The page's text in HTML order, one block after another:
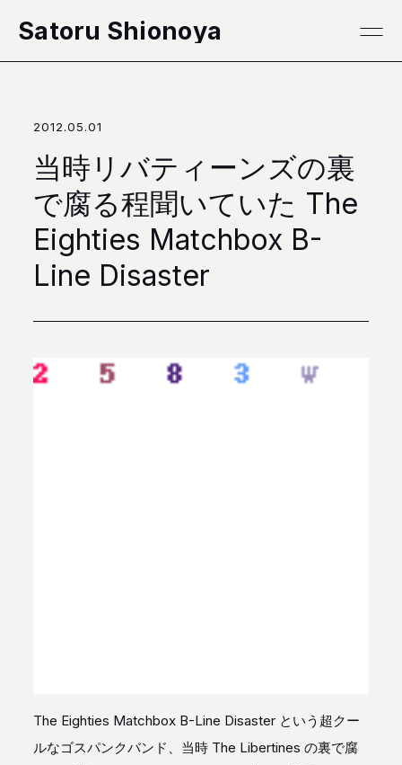
Satoru Shionoya
2012.05.01
当時リバティーンズの裏
で腐る程聞いていた The
Eighties Matchbox B-
Line Disaster
The Eighties Matchbox B-Line Disaster という超クー
ルなゴスパンクバンド、当時 The Libertines の裏で腐